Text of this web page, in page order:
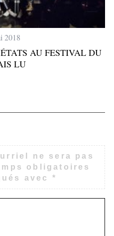
2018
AU FESTIVAL DU
LU
ne sera pas
obligatoires
avec *